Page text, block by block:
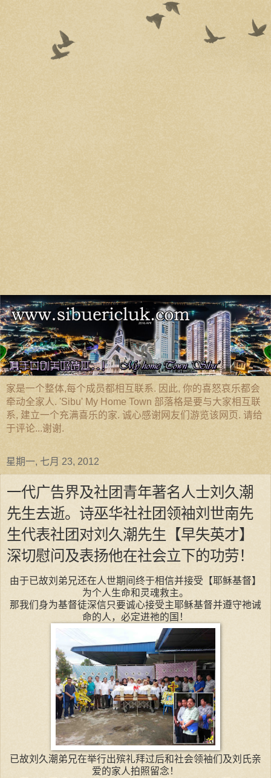
家是一个整体,每个成员都相互联系. 因此, 你的喜怒哀乐都会
牵动全家人. 'Sibu' My Home Town 部落格是要与大家相互联
系, 建立一个充满喜乐的家. 诚心感谢网友们游览该网页. 请给
于评论...谢谢.
星期一, 七月 23, 2012
一代广告界及社团青年著名人士刘久潮
先生去逝。诗巫华社社团领袖刘世南先
生代表社团对刘久潮先生【早失英才】
深切慰问及表扬他在社会立下的功劳！
由于已故刘弟兄还在人世期间终于相信并接受【耶稣基督】
为个人生命和灵魂救主。
那我们身为基督徒深信只要诚心接受主耶稣基督并遵守祂诫
命的人，必定进祂的国！
已故刘久潮弟兄在举行出殡礼拜过后和社会领袖们及刘氏亲
爱的家人拍照留念！